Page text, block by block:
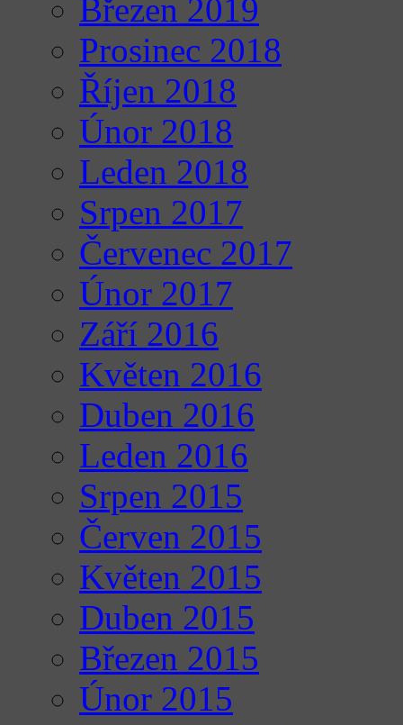
Březen 2019
Prosinec 2018
Říjen 2018
Únor 2018
Leden 2018
Srpen 2017
Červenec 2017
Únor 2017
Září 2016
Květen 2016
Duben 2016
Leden 2016
Srpen 2015
Červen 2015
Květen 2015
Duben 2015
Březen 2015
Únor 2015